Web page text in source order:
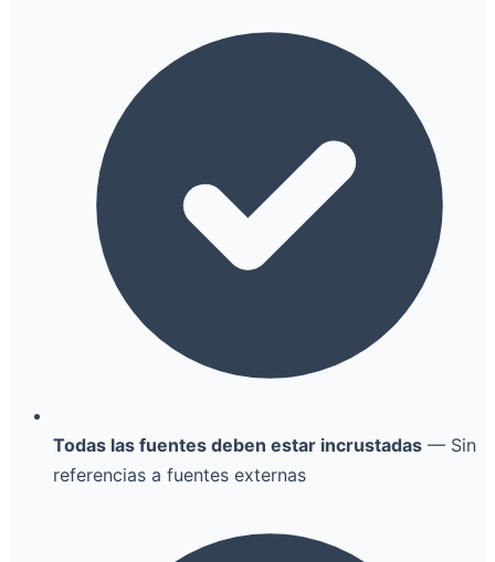
Todas las fuentes deben estar incrustadas — Sin
referencias a fuentes externas